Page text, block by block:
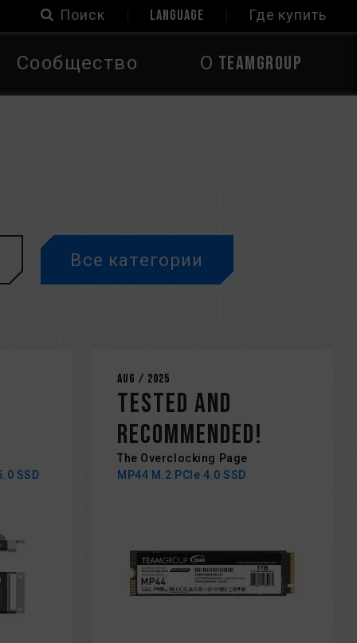
Поиск LANGUAGE Где купить
Сообщество О TEAMGROUP
Все категории
SSD
Aug / 2025
Tested and
Recommended!
The Overclocking Page
MP44 M.2 PCIe 4.0 SSD